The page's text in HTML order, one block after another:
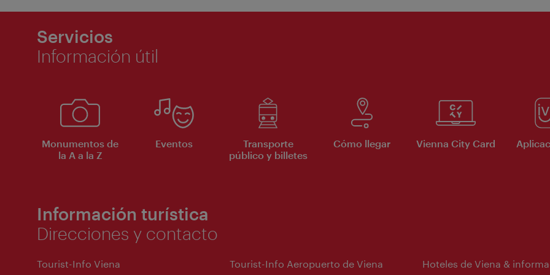
Servicios
Información útil
Monumentos de
la A a la Z
Eventos
Transporte
público y billetes
Cómo llegar Vienna City Card
Información turística
Direcciones y contacto
Tourist-Info Viena
Tourist-Info Aeropuerto de Viena
Hoteles de Viena &